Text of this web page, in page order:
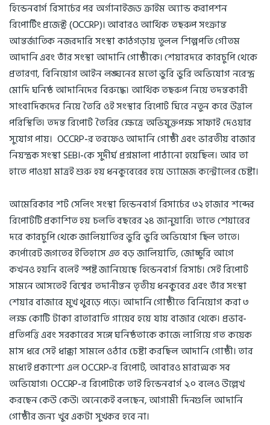
হিন্ডেনবার্গ রিসার্চের পর অর্গানাইজড ক্রাইম অ্যান্ড করাপশন
রিপোর্টিং প্রজেক্ট (OCCRP)। আবারও আর্থিক তছরুপ সংক্রান্ত
আন্তর্জাতিক নজরদারি সংস্থা কাঠগড়ায় তুলল শিল্পপতি গৌতম
আদানি এবং তাঁর সংস্থা আদানি গোষ্ঠীকে। শেয়ারদরে কারচুপি থেকে
প্রতারণা, বিনিয়োগ আইন লঙ্ঘনের মতো ভুরি ভুরি অভিযোগ নরেন্দ্র
মোদি ঘনিষ্ঠ আদানিদের বিরুদ্ধে। আর্থিক তছরুপ নিয়ে তদন্তকারী
সাংবাদিকদের নিয়ে তৈরি ওই সংস্থার রিপোর্ট ঘিরে নতুন করে উত্তাল
পরিস্থিতি। তদন্ত রিপোর্ট তৈরির ক্ষেত্রে অভিযুক্তপক্ষ সাফাই দেওয়ার
সুযোগ পায়। OCCRP-র তরফেও আদানি গোষ্ঠী এবং ভারতীয় বাজার
নিয়ন্ত্রক সংস্থা SEBI-কে সুদীর্ঘ প্রশ্নমালা পাঠানো হয়েছিল। আর তা
হাতে পাওয়া মাত্রই শুরু হয় ধনকুবেরের হয়ে ড্যামেজ কন্ট্রোলের চেষ্টা।
আমেরিকার শর্ট সেলিং সংস্থা হিন্ডেনবার্গ রিসার্চের ৩২ হাজার শব্দের
রিপোর্টটি প্রকাশিত হয় চলতি বছরের ২৪ জানুয়ারি। তাতে শেয়ারের
দরে কারচুপি থেকে জালিয়াতির ভুরি ভুরি অভিযোগ ছিল তাতে।
কর্পোরেট জগতের ইতিহাসে এত বড় জালিয়াতি, জোচ্চুরি আগে
কখনও হয়নি বলেই স্পষ্ট জানিয়েছে হিন্ডেনবার্গ রিসার্চ। সেই রিপোর্ট
সামনে আসতেই বিশ্বের তদানীন্তন তৃতীয় ধনকুবের এবং তাঁর সংস্থা
শেয়ার বাজারে মুখ থুবড়ে পড়ে। আদানি গোষ্ঠীতে বিনিয়োগ করা ৩
লক্ষ কোটি টাকা রাতারাতি গায়েব হয়ে যায় বাজার থেকে। প্রভাব-
প্রতিপত্তি এবং সরকারের সঙ্গে ঘনিষ্ঠতাকে কাজে লাগিয়ে গত কয়েক
মাস ধরে সেই ধাক্কা সামলে ওঠার চেষ্টা করছিল আদানি গোষ্ঠী। তার
মধ্যেই প্রকাশ্যে এল OCCRP-র রিপোর্ট, আবারও মারাত্মক সব
অভিযোগ। OCCRP-র রিপোর্টকে তাই হিন্ডেনবার্গ ২.০ বলেও উল্লেখ
করছেন কেউ কেউ। অনেকেই বলছেন, আগামী দিনগুলি আদানি
গোষ্ঠীর জন্য খুব একটা সুখকর হবে না।